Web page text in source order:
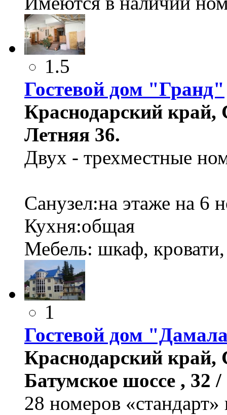
1.5
Гостевой дом "Гранд"
Краснодарский
Летняя 36.
Двух - трехместные
Санузел:на этаже на 6
Кухня:общая
Мебель: шкаф,
1
Гостевой дом
Краснодарский
Батумское шоссе , 32 /
28 номеров